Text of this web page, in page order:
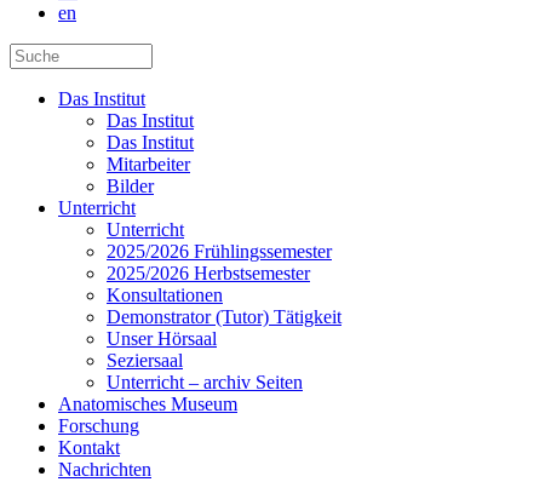
en
Das Institut
Das Institut
Das Institut
Mitarbeiter
Bilder
Unterricht
Unterricht
2025/2026 Frühlingssemester
2025/2026 Herbstsemester
Konsultationen
Demonstrator (Tutor) Tätigkeit
Unser Hörsaal
Seziersaal
Unterricht – archiv Seiten
Anatomisches Museum
Forschung
Kontakt
Nachrichten